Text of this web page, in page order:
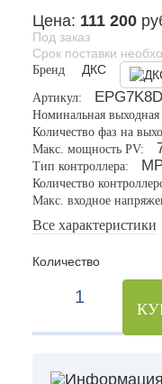
Цена: 111 200
Под заказ
Срок поставки
Бренд
ДКС
Артикул:
Номинальная
Количество фаз на
Макс. мощность PV:
Тип контроллера:
Количество
Макс. входное
Все характеристики
Количество